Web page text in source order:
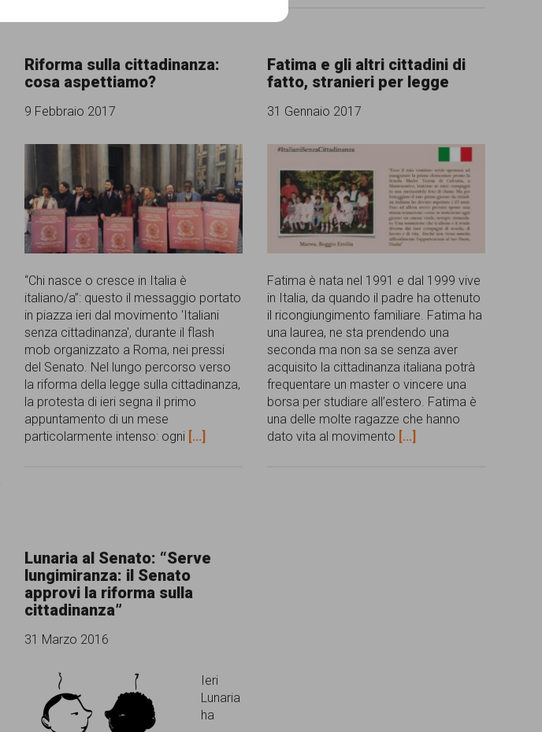
Riforma sulla cittadinanza:
cosa aspettiamo?
9 Febbraio 2017
“Chi nasce o cresce in Italia è
italiano/a”: questo il messaggio portato
in piazza ieri dal movimento 'Italiani
senza cittadinanza', durante il flash
mob organizzato a Roma, nei pressi
del Senato. Nel lungo percorso verso
la riforma della legge sulla cittadinanza,
la protesta di ieri segna il primo
appuntamento di un mese
particolarmente intenso: ogni [...]
Fatima e gli altri cittadini di
fatto, stranieri per legge
31 Gennaio 2017
Fatima è nata nel 1991 e dal 1999 vive
in Italia, da quando il padre ha ottenuto
il ricongiungimento familiare. Fatima ha
una laurea, ne sta prendendo una
seconda ma non sa se senza aver
acquisito la cittadinanza italiana potrà
frequentare un master o vincere una
borsa per studiare all’estero. Fatima è
una delle molte ragazze che hanno
dato vita al movimento [...]
Lunaria al Senato: “Serve
lungimiranza: il Senato
approvi la riforma sulla
cittadinanza”
31 Marzo 2016
Ieri
Lunaria
ha